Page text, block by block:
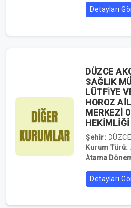
Detayları
DÜZCE
SAĞLIK
LÜTFİYE
HOROZ
MERKEZİ
Şehir: DÜZCE
Kurum Türü:
Atama
Detayları